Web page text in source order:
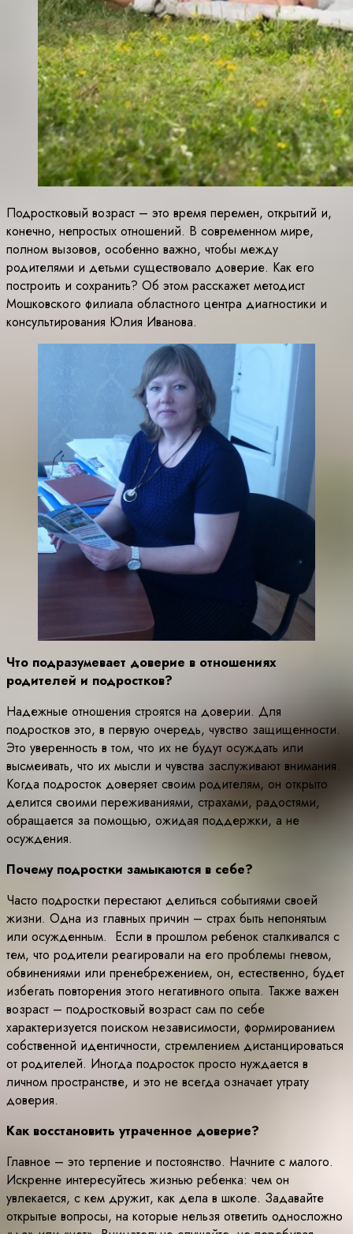
Подростковый возраст – это время перемен, открытий и,
конечно, непростых отношений. В современном мире,
полном вызовов, особенно важно, чтобы между
родителями и детьми существовало доверие. Как его
построить и сохранить? Об этом расскажет методист
Мошковского филиала областного центра диагностики и
консультирования Юлия Иванова.
Что подразумевает доверие в отношениях
родителей и подростков?
Надежные отношения строятся на доверии. Для
подростков это, в первую очередь, чувство защищенности.
Это уверенность в том, что их не будут осуждать или
высмеивать, что их мысли и чувства заслуживают внимания.
Когда подросток доверяет своим родителям, он открыто
делится своими переживаниями, страхами, радостями,
обращается за помощью, ожидая поддержки, а не
осуждения.
Почему подростки замыкаются в себе?
Часто подростки перестают делиться событиями своей
жизни. Одна из главных причин – страх быть непонятым
или осужденным. Если в прошлом ребенок сталкивался с
тем, что родители реагировали на его проблемы гневом,
обвинениями или пренебрежением, он, естественно, будет
избегать повторения этого негативного опыта. Также важен
возраст – подростковый возраст сам по себе
характеризуется поиском независимости, формированием
собственной идентичности, стремлением дистанцироваться
от родителей. Иногда подросток просто нуждается в
личном пространстве, и это не всегда означает утрату
доверия.
Как восстановить утраченное доверие?
Главное – это терпение и постоянство. Начните с малого.
Искренне интересуйтесь жизнью ребенка: чем он
увлекается, с кем дружит, как дела в школе. Задавайте
открытые вопросы, на которые нельзя ответить односложно